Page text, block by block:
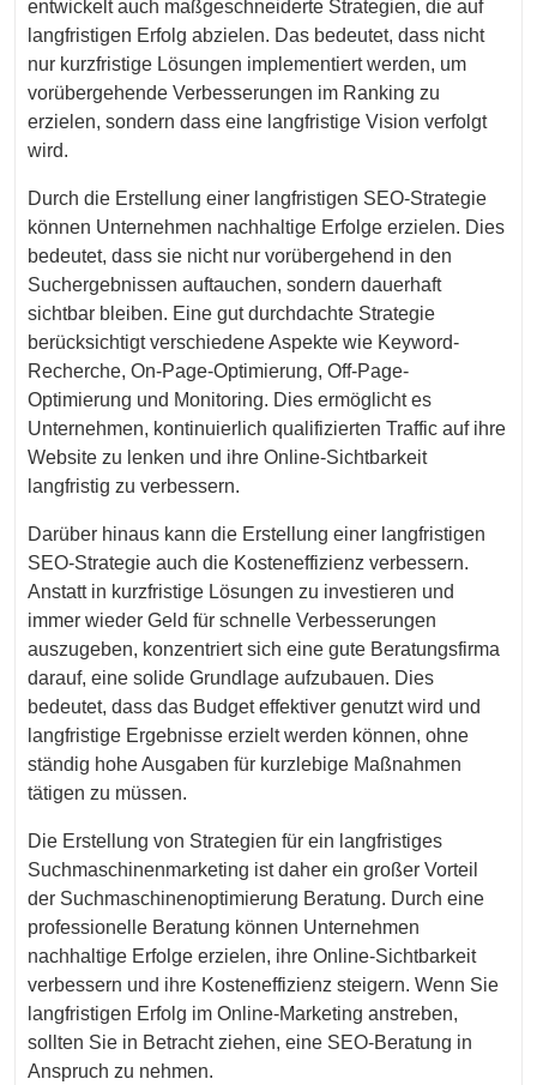
entwickelt auch maßgeschneiderte Strategien, die auf
langfristigen Erfolg abzielen. Das bedeutet, dass nicht
nur kurzfristige Lösungen implementiert werden, um
vorübergehende Verbesserungen im Ranking zu
erzielen, sondern dass eine langfristige Vision verfolgt
wird.
Durch die Erstellung einer langfristigen SEO-Strategie
können Unternehmen nachhaltige Erfolge erzielen. Dies
bedeutet, dass sie nicht nur vorübergehend in den
Suchergebnissen auftauchen, sondern dauerhaft
sichtbar bleiben. Eine gut durchdachte Strategie
berücksichtigt verschiedene Aspekte wie Keyword-
Recherche, On-Page-Optimierung, Off-Page-
Optimierung und Monitoring. Dies ermöglicht es
Unternehmen, kontinuierlich qualifizierten Traffic auf ihre
Website zu lenken und ihre Online-Sichtbarkeit
langfristig zu verbessern.
Darüber hinaus kann die Erstellung einer langfristigen
SEO-Strategie auch die Kosteneffizienz verbessern.
Anstatt in kurzfristige Lösungen zu investieren und
immer wieder Geld für schnelle Verbesserungen
auszugeben, konzentriert sich eine gute Beratungsfirma
darauf, eine solide Grundlage aufzubauen. Dies
bedeutet, dass das Budget effektiver genutzt wird und
langfristige Ergebnisse erzielt werden können, ohne
ständig hohe Ausgaben für kurzlebige Maßnahmen
tätigen zu müssen.
Die Erstellung von Strategien für ein langfristiges
Suchmaschinenmarketing ist daher ein großer Vorteil
der Suchmaschinenoptimierung Beratung. Durch eine
professionelle Beratung können Unternehmen
nachhaltige Erfolge erzielen, ihre Online-Sichtbarkeit
verbessern und ihre Kosteneffizienz steigern. Wenn Sie
langfristigen Erfolg im Online-Marketing anstreben,
sollten Sie in Betracht ziehen, eine SEO-Beratung in
Anspruch zu nehmen.